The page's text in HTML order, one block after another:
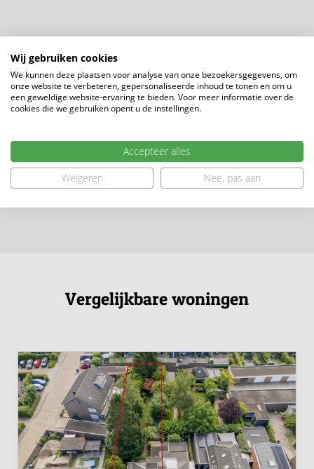
Vergelijkbare woningen
Wij gebruiken cookies
We kunnen deze plaatsen voor analyse van onze bezoekersgegevens, om
onze website te verbeteren, gepersonaliseerde inhoud te tonen en om u
een geweldige website-ervaring te bieden. Voor meer informatie over de
cookies die we gebruiken opent u de instellingen.
Accepteer alles
Weigeren
Nee, pas aan